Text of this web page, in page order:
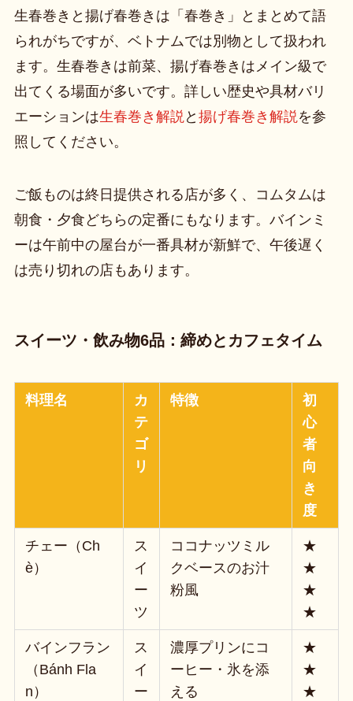
生春巻きと揚げ春巻きは「春巻き」とまとめて語
られがちですが、ベトナムでは別物として扱われ
ます。生春巻きは前菜、揚げ春巻きはメイン級で
出てくる場面が多いです。詳しい歴史や具材バリ
エーションは生春巻き解説 と 揚げ春巻き解説 を参
照してください。
ご飯ものは終日提供される店が多く、コムタムは
朝食・夕食どちらの定番にもなります。バインミ
ーは午前中の屋台が一番具材が新鮮で、午後遅く
は売り切れの店もあります。
スイーツ・飲み物6品：締めとカフェタイム
料理名
カ
テ
ゴ
リ
特徴
初
心
者
向
き
度
チェー（Ch
è）
ス
イ
ー
ツ
ココナッツミル
クベースのお汁
粉風
★
★
★
★
バインフラン
（Bánh Fla
n）
ス
イ
ー
濃厚プリンにコ
ーヒー・氷を添
える
★
★
★